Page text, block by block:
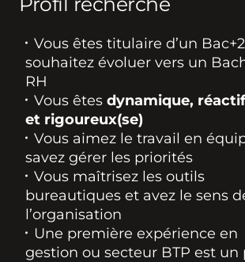
Vous êtes titulaire d’un
souhaitez évoluer vers un
RH
Vous êtes dynamique,
et rigoureux(se)
Vous aimez le travail en
savez gérer les priorités
Vous maîtrisez les outils
bureautiques et avez le sens
l’organisation
Une première expérience en
gestion ou secteur BTP est un